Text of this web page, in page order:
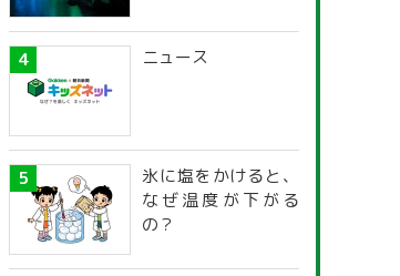
探究ガイド
ニュース
氷に塩をかけると、
なぜ温度が下がる
の？